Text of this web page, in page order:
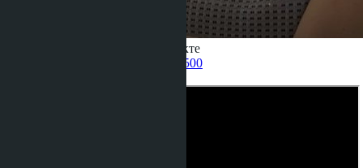
Получить информацию об объекте
+66 80 006 4500